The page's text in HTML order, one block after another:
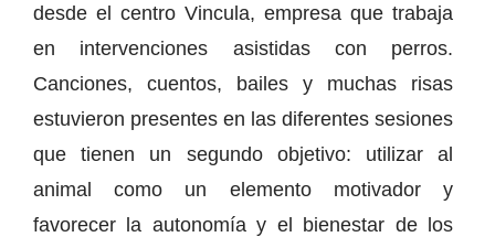
desde el centro Vincula, empresa que trabaja
en intervenciones asistidas con perros.
Canciones, cuentos, bailes y muchas risas
estuvieron presentes en las diferentes sesiones
que tienen un segundo objetivo: utilizar al
animal como un elemento motivador y
favorecer la autonomía y el bienestar de los